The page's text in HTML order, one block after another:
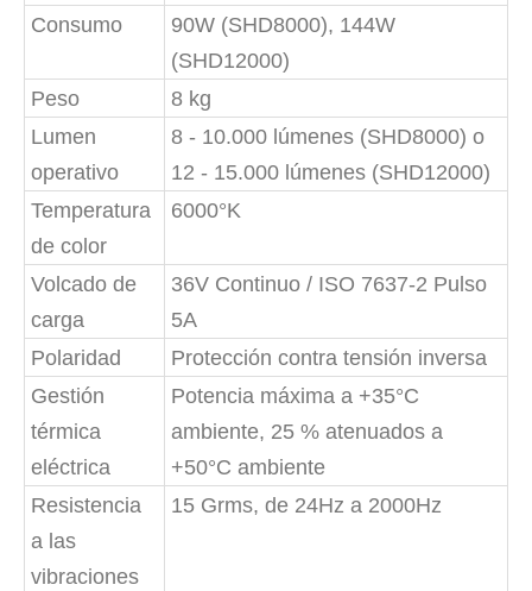
Consumo
90W (SHD8000), 144W
(SHD12000)
Peso
8 kg
Lumen
operativo
8 - 10.000 lúmenes (SHD8000) o
12 - 15.000 lúmenes (SHD12000)
Temperatura
de color
6000°K
Volcado de
carga
36V Continuo / ISO 7637-2 Pulso
5A
Polaridad
Protección contra tensión inversa
Gestión
térmica
eléctrica
Potencia máxima a +35°C
ambiente, 25 % atenuados a
+50°C ambiente
Resistencia
a las
vibraciones
15 Grms, de 24Hz a 2000Hz